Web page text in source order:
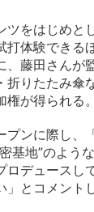
ツをはじめと
打体験できる
、藤田さんが
折りたたみ傘
が得られる。
プンに際し、
基地”のよう
ロデュースし
とコメント